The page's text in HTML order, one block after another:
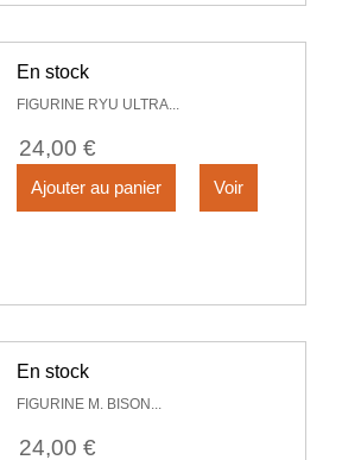
En stock
FIGURINE RYU ULTRA...
24,00 €
Ajouter au panier Voir
En stock
FIGURINE M. BISON...
24,00 €